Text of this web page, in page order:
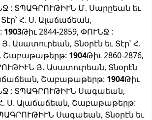
: ՏՊԱԳՐՈՒԹԻՒՆ Մ․ Սարըեան եւ
Տէր՝ Հ. Ս. Ալաճաճեան,
1903Թիւ 2844-2859, ՓՈՒՆՋ :
Ասատուրեան, Տնօրէն եւ Տէր՝ Հ.
Շաբաթաթերթ: 1904Թիւ 2860-2876,
Յ․ Ասատուրեան, Տնօրէն
Շաբաթաթերթ: 1904Թիւ
: ՏՊԱԳՐՈՒԹԻՒՆ Սագաեան,
Հ. Ս. Ալաճաճեան, Շաբաթաթերթ:
Սագաեան, Տնօրէն եւ